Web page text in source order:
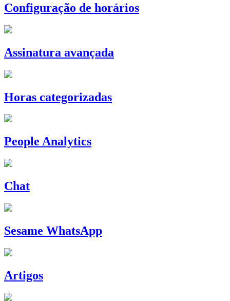
Configuração de horários
Assinatura avançada
Horas categorizadas
People Analytics
Chat
Sesame WhatsApp
Artigos